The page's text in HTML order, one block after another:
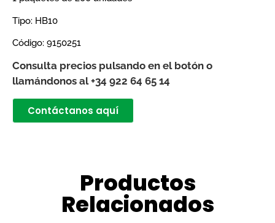
Tipo: HB10
Código: 9150251
Consulta precios pulsando en el botón o
llamándonos al +34 922 64 65 14
Contáctanos aquí
Productos
Relacionados